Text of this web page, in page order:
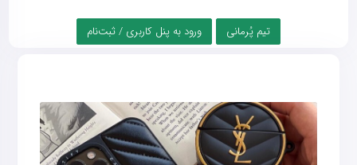
ورود به پنل کاربری / ثبت‌نام تیم پُرمانی